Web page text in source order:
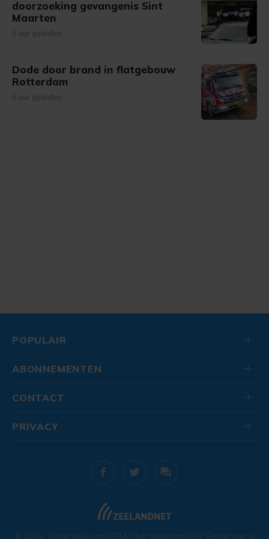
doorzoeking gevangenis Sint
Maarten
5 uur geleden
Dode door brand in flatgebouw
Rotterdam
5 uur geleden
POPULAIR
ABONNEMENTEN
CONTACT
© 2026 . Onderdeel van DELTA Fiber Nederland B.V. Geniet van je
PRIVACY